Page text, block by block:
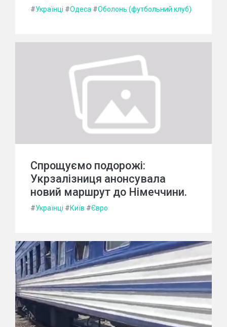
#Українці #Одеса #Оболонь (футбольний клуб)
Спрощуємо подорожі:
Укрзалізниця анонсувала
новий маршрут до Німеччини.
#Українці #Київ #Євро